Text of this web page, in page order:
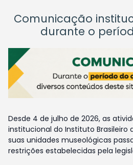
Comunicação
durante o
Desde 4 de julho de 2026, as
institucional do Instituto Brasileiro
suas unidades museológicas
restrições estabelecidas pela